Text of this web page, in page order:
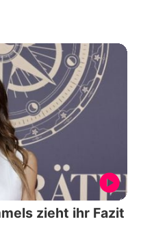
zieht ihr Fazit